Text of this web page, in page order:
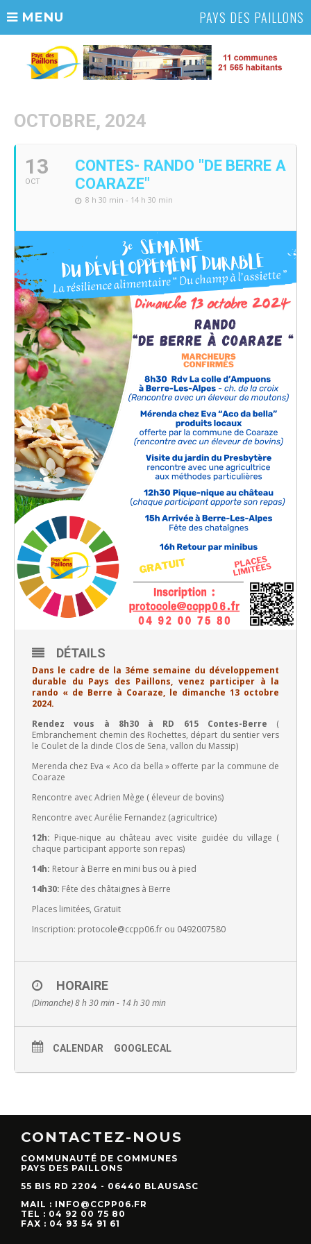
MENU PAYS DES PAILLONS
OCTOBRE, 2024
13
OCT
CONTES- RANDO "DE BERRE A
COARAZE"
8 h 30 min - 14 h 30 min
DÉTAILS
Dans le cadre de la 3éme semaine du développement
durable du Pays des Paillons, venez participer à la
rando « de Berre à Coaraze, le dimanche 13 octobre
2024.
Rendez vous à 8h30 à RD 615 Contes-Berre (
Embranchement chemin des Rochettes, départ du sentier vers
le Coulet de la dinde Clos de Sena, vallon du Massip)
Merenda chez Eva « Aco da bella » offerte par la commune de
Coaraze
Rencontre avec Adrien Mège ( éleveur de bovins)
Rencontre avec Aurélie Fernandez (agricultrice)
12h: Pique-nique au château avec visite guidée du village (
chaque participant apporte son repas)
14h: Retour à Berre en mini bus ou à pied
14h30: Fête des châtaignes à Berre
Places limitées, Gratuit
Inscription: protocole@ccpp06.fr ou 0492007580
HORAIRE
(Dimanche) 8 h 30 min - 14 h 30 min
CALENDAR GOOGLECAL
CONTACTEZ-NOUS
COMMUNAUTÉ DE COMMUNES
PAYS DES PAILLONS
55 BIS RD 2204 - 06440 BLAUSASC
MAIL : INFO@CCPP06.FR
TEL : 04 92 00 75 80
FAX : 04 93 54 91 61